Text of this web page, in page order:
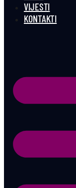
VIJESTI
KONTAKTI